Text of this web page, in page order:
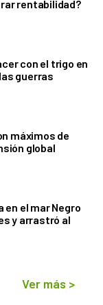
rentabilidad?
con el trigo en
guerras
máximos de
global
en el mar Negro
y arrastró al
Ver más >